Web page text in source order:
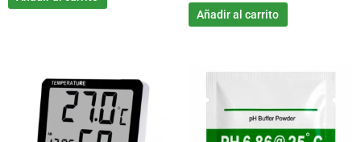
Añadir al carrito